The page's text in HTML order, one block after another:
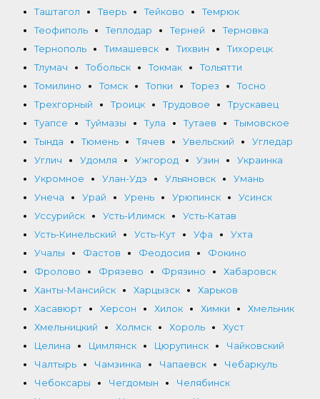
Таштагол
Тверь Тейково
Темрюк
Теофиполь
Теплодар Терней
Терновка
Тернополь
Тимашевск Тихвин
Тихорецк
Тлумач
Тобольск Токмак
Тольятти
Томилино
Томск Топки Торез
Тосно
Трехгорный
Троицк Трудовое
Трускавец
Туапсе
Туймазы Тула Тутаев
Тымовское
Тында
Тюмень Тячев Увельский
Угледар
Углич
Удомля Ужгород Узин
Украинка
Укромное
Улан-Удэ Ульяновск
Умань
Унеча
Урай Урень Урюпинск
Усинск
Уссурийск
Усть-Илимск
Усть-Катав
Усть-Кинельский
Усть-Кут Уфа
Ухта
Учалы
Фастов Феодосия
Фокино
Фролово
Фрязево Фрязино
Хабаровск
Ханты-Мансийск
Харцызск
Харьков
Хасавюрт
Херсон Хилок Химки
Хмельник
Хмельницкий
Холмск Хороль
Хуст
Целина
Цимлянск Цюрупинск
Чайковский
Чалтырь
Чамзинка Чапаевск
Чебаркуль
Чебоксары
Чегдомын
Челябинск